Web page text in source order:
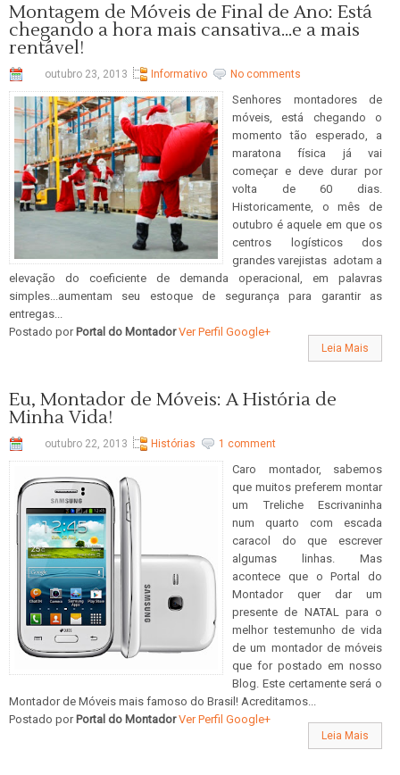
Montagem de Móveis de Final de Ano: Está
chegando a hora mais cansativa...e a mais
rentável!
outubro 23, 2013 Informativo No comments
Senhores montadores de
móveis, está chegando o
momento tão esperado, a
maratona física já vai
começar e deve durar por
volta de 60 dias.
Historicamente, o mês de
outubro é aquele em que os
centros logísticos dos
grandes varejistas adotam a
elevação do coeficiente de demanda operacional, em palavras
simples...aumentam seu estoque de segurança para garantir as
entregas...
Postado por Portal do Montador Ver Perfil Google+
Leia Mais
Eu, Montador de Móveis: A História de
Minha Vida!
outubro 22, 2013 Histórias 1 comment
Caro montador, sabemos
que muitos preferem montar
um Treliche Escrivaninha
num quarto com escada
caracol do que escrever
algumas linhas. Mas
acontece que o Portal do
Montador quer dar um
presente de NATAL para o
melhor testemunho de vida
de um montador de móveis
que for postado em nosso
Blog. Este certamente será o
Montador de Móveis mais famoso do Brasil! Acreditamos...
Postado por Portal do Montador Ver Perfil Google+
Leia Mais